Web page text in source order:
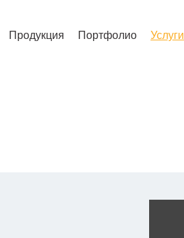
Продукция Портфолио Услуги